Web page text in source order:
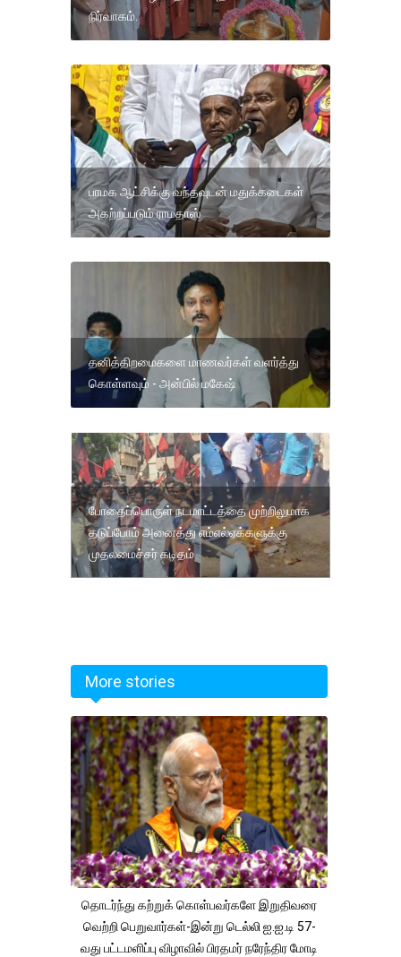
நிர்வாகம்.
பாமக ஆட்சிக்கு வந்தவுடன் மதுக்கடைகள்
அகற்றப்படும் ராமதாஸ்
தனித்திறமைகளை மாணவர்கள் வளர்த்து
கொள்ளவும் - அன்பில் மகேஷ்
போதைப்பொருள் நடமாட்டத்தை முற்றிலுமாக
தடுப்போம் அனைத்து எம்எல்ஏக்களுக்கு
முதலமைச்சர் கடிதம்
More stories
தொடர்ந்து கற்றுக் கொள்பவர்களே இறுதிவரை
வெற்றி பெறுவார்கள்-இன்று டெல்லி ஐ.ஐ.டி 57-
வது பட்டமளிப்பு விழாவில் பிரதமர் நரேந்திர மோடி